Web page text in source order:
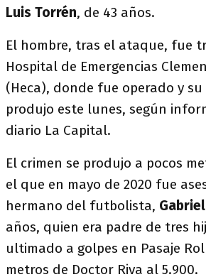
Luis Torrén, de 43 años.
El hombre, tras el ataque, fue
Hospital de Emergencias
(Heca), donde fue operado y su
produjo este lunes, según
diario La Capital.
El crimen se produjo a pocos
el que en mayo de 2020 fue
hermano del futbolista,
años, quien era padre de tres
ultimado a golpes en Pasaje
metros de Doctor Riva al 5.900.